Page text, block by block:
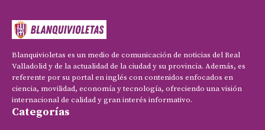
Blanquivioletas es un medio de comunicación de noticias del Real
Valladolid y de la actualidad de la ciudad y su provincia. Además, es
referente por su portal en inglés con contenidos enfocados en
ciencia, movilidad, economía y tecnología, ofreciendo una visión
internacional de calidad y gran interés informativo.
Categorías